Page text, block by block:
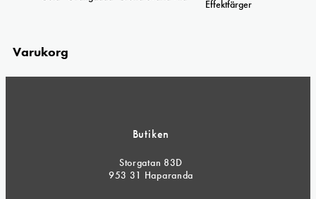
Effektfärger
Varukorg
Butiken
Storgatan 83D
953 31 Haparanda